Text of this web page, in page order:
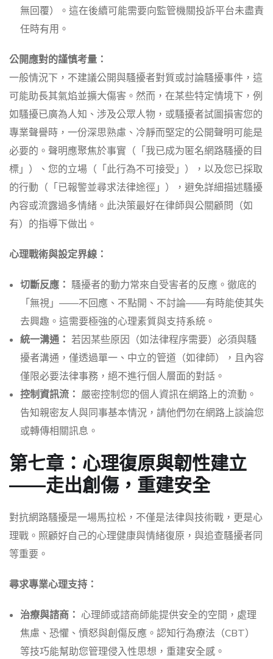
無回覆）。這在後續可能需要向監管機關投訴平台未盡責
任時有用。
公開應對的謹慎考量：
一般情況下，不建議公開與騷擾者對質或討論騷擾事件，這
可能助長其氣焰並擴大傷害。然而，在某些特定情境下，例
如騷擾已廣為人知、涉及公眾人物，或騷擾者試圖損害您的
專業聲譽時，一份深思熟慮、冷靜而堅定的公開聲明可能是
必要的。聲明應聚焦於事實（「我已成为匿名網路騷擾的目
標」）、您的立場（「此行為不可接受」），以及您已採取
的行動（「已報警並尋求法律途徑」），避免詳細描述騷擾
內容或流露過多情緒。此決策最好在律師與公關顧問（如
有）的指導下做出。
心理戰術與設定界線：
切斷反應： 騷擾者的動力常來自受害者的反應。徹底的
「無視」——不回應、不點開、不討論——有時能使其失
去興趣。這需要極強的心理素質與支持系統。
統一溝通： 若因某些原因（如法律程序需要）必須與騷
擾者溝通，僅透過單一、中立的管道（如律師），且內容
僅限必要法律事務，絕不進行個人層面的對話。
控制資訊流： 嚴密控制您的個人資訊在網路上的流動。
告知親密友人與同事基本情況，請他們勿在網路上談論您
或轉傳相關訊息。
第七章：心理復原與韌性建立
——走出創傷，重建安全
對抗網路騷擾是一場馬拉松，不僅是法律與技術戰，更是心
理戰。照顧好自己的心理健康與情緒復原，與追查騷擾者同
等重要。
尋求專業心理支持：
治療與諮商： 心理師或諮商師能提供安全的空間，處理
焦慮、恐懼、憤怒與創傷反應。認知行為療法（CBT）
等技巧能幫助您管理侵入性思想，重建安全感。